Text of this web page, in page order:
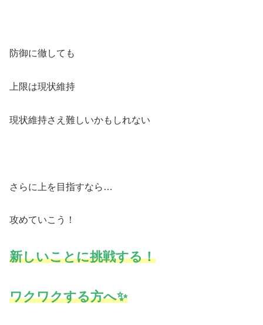
防御に徹しても
上限は現状維持
現状維持さえ難しいかもしれない
さらに上を目指すなら…
攻めていこう！
新しいことに挑戦する！
ワクワクする方へ✨